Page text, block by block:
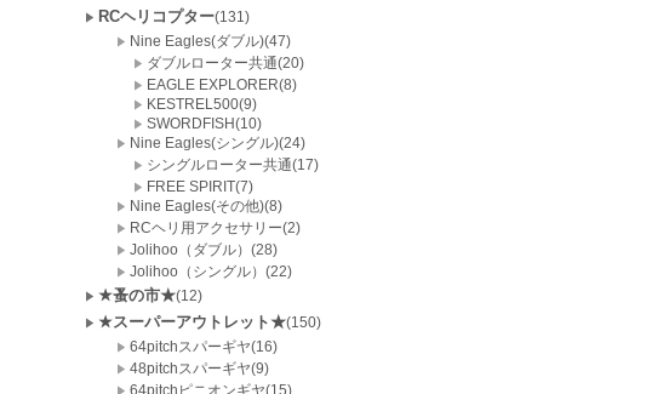
RCヘリコプター(131)
Nine Eagles(ダブル)(47)
ダブルローター共通(20)
EAGLE EXPLORER(8)
KESTREL500(9)
SWORDFISH(10)
Nine Eagles(シングル)(24)
シングルローター共通(17)
FREE SPIRIT(7)
Nine Eagles(その他)(8)
RCヘリ用アクセサリー(2)
Jolihoo（ダブル）(28)
Jolihoo（シングル）(22)
★蚤の市★(12)
★スーパーアウトレット★(150)
64pitchスパーギヤ(16)
48pitchスパーギヤ(9)
64pitchピニオンギヤ(15)